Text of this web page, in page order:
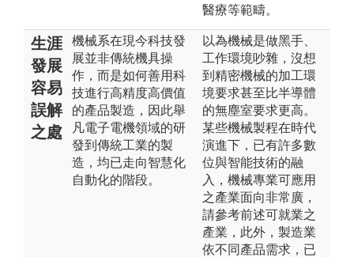
醫療等範疇。
生涯
發展
容易
誤解
之處
機械系在現今科技發
展並非傳統機具操
作，而是如何善用科
技進行高精度高價值
的產品製造，因此舉
凡電子電機領域的研
發到傳統工業的製
造，均已走向智慧化
自動化的階段。
以為機械是做黑手、
工作環境吵雜，沒想
到精密機械的加工環
境要求甚至比半導體
的無塵室要求更高。
某些機械製程在時代
演進下，已有許多數
位與智能技術的融
入，機械專業可應用
之產業面向非常廣，
請參考前述可就業之
產業，此外，製造業
依不同產品需求，已